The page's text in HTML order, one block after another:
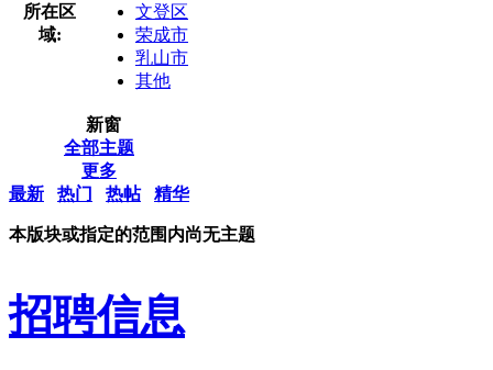
所在区
域:
文登区
荣成市
乳山市
其他
新窗
全部主题
更多
最新
热门 热帖 精华
本版块或指定的范围内尚无主题
招聘信息